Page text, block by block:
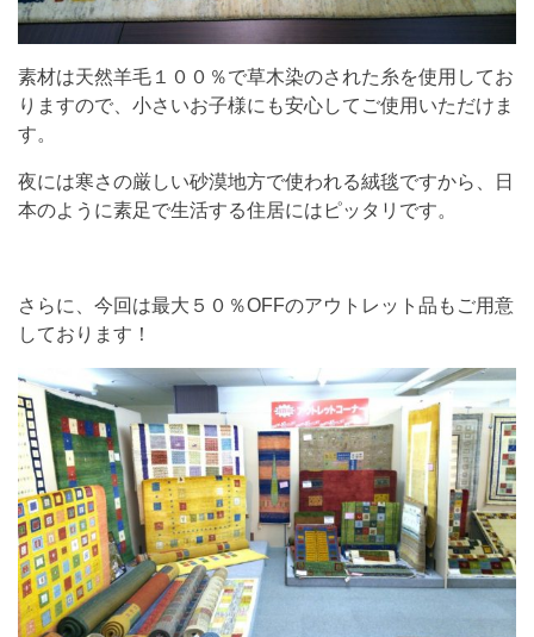
素材は天然羊毛１００％で草木染のされた糸を使用してお
りますので、小さいお子様にも安心してご使用いただけま
す。
夜には寒さの厳しい砂漠地方で使われる絨毯ですから、日
本のように素足で生活する住居にはピッタリです。
さらに、今回は最大５０％OFFのアウトレット品もご用意
しております！